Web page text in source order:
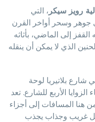
رويز سيكر، التي
وسحر أواخر القرن
إلى الماضي، بأثاثه
الذي لا يمكن أن ينقله
شارع بلاتيريا لوحة
الأربع للشارع. تعد
هنا المسافات إلى أجزاء
غريب وجذاب يجذب